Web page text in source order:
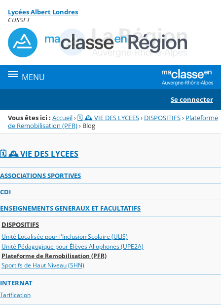
Menu de la rubrique
Contenu
Lycées Albert Londres
CUSSET
MENU
Se connecter
Vous êtes ici : Accueil›🗓️ 🕰️ VIE DES LYCEES› DISPOSITIFS› Plateforme
de Remobilisation (PFR)› Blog
🗓️ 🕰️ VIE DES LYCEES
ASSOCIATIONS SPORTIVES
CDI
ENSEIGNEMENTS GENERAUX ET FACULTATIFS
DISPOSITIFS
Unité Localisée pour l'Inclusion Scolaire (ULIS)
Unité Pédagogique pour Élèves Allophones (UPE2A)
Plateforme de Remobilisation (PFR)
Sportifs de Haut Niveau (SHN)
INTERNAT
Tarification